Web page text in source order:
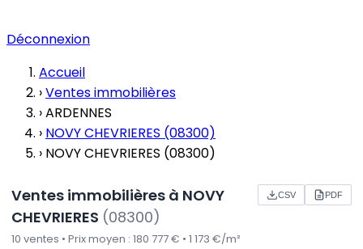
Déconnexion
Accueil
›Ventes immobilières
›ARDENNES
› NOVY CHEVRIERES (08300)
› NOVY CHEVRIERES (08300)
Ventes immobilières à NOVY
CHEVRIERES (08300)
10 ventes • Prix moyen : 180 777 € • 1 173 €/m²
CSV PDF